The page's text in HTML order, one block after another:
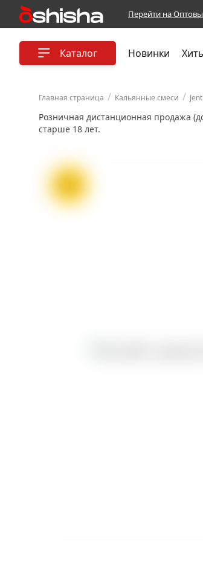
Перейти на
Каталог Новинки
Главная страница / Кальянные смеси / Jent
Розничная дистанционная продажа
старше 18 лет.